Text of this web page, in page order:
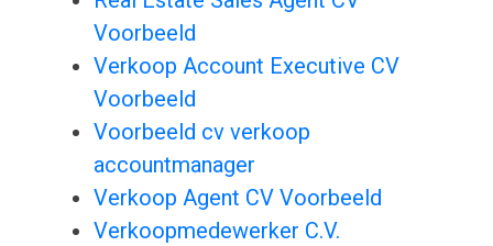
Voorbeeld
Verkoop Account Executive CV
Voorbeeld
Voorbeeld cv verkoop
accountmanager
Verkoop Agent CV Voorbeeld
Verkoopmedewerker C.V.